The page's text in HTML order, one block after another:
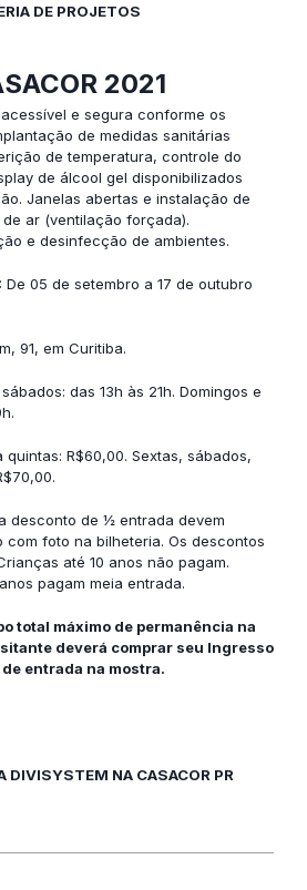
DE PROJETOS
2021
e segura conforme os
de medidas sanitárias
de temperatura, controle do
de álcool gel disponibilizados
Janelas abertas e instalação de
ar (ventilação forçada).
e desinfecção de ambientes.
De 05 de setembro a 17 de outubro
91, em Curitiba.
das 13h às 21h. Domingos e
quintas: R$60,00. Sextas, sábados,
desconto de ½ entrada devem
com foto na bilheteria. Os descontos
até 10 anos não pagam.
pagam meia entrada.
total máximo de permanência na
deverá comprar seu Ingresso
entrada na mostra.
DIVISYSTEM NA CASACOR PR